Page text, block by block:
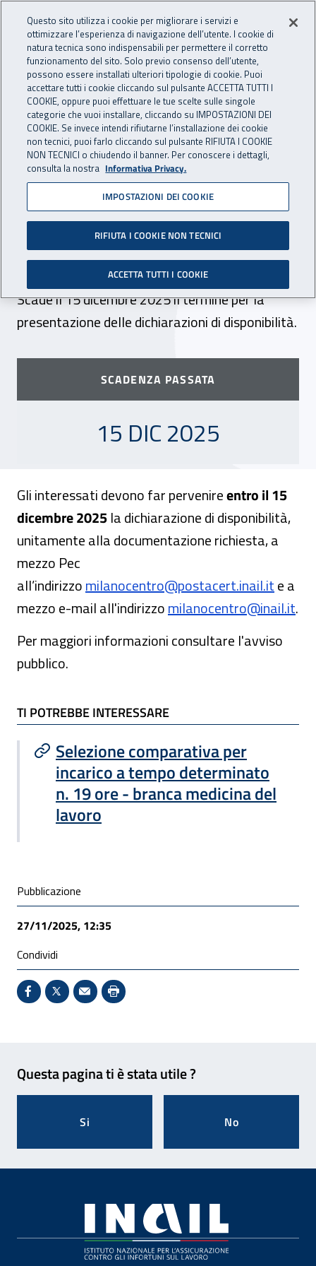
INAIL - Istituto Nazionale
Apri cerca
Navigazione principale
Navigazione - Ti trovi in:
Home Inail comunica Scadenze Scadenza
Dr Lombardia: selezione
comparativa per incarico a
tempo determinato n. 19
ore - branca medicina del
lavoro - sede Milano centro
Scade il 15 dicembre 2025 il termine per la
presentazione delle dichiarazioni di disponibilità.
SCADENZA PASSATA
15 DICEMBRE 2025
15 DIC 2025
Gli interessati devono far pervenireentro il 15
dicembre 2025la dichiarazione di disponibilità,
unitamente alla documentazione richiesta, a
mezzo Pec
all’indirizzomilanocentro@postacert.inail.ite a
mezzo e-mail all'indirizzomilanocentro@inail.it.
Per maggiori informazioni consultare l'avviso
pubblico.
TI POTREBBE INTERESSARE
TI POTREBBE INTERESSARE
Selezione comparativa per
incarico a tempo determinato
n. 19 ore - branca medicina del
lavoro
Condivisione social
Pubblicazione
27/11/2025, 12:35
Condividi
Condividi su Facebook - Sito esterno - Apertura in
X - Sito esterno - Apertura in nuova finestra
Invio Mail: apre il programma di posta
Stampa pagina: scelta meno
Questa pagina ti è stata utile ?
Si No
Questo sito utilizza i cookie per migliorare i servizi e
ottimizzare l’esperienza di navigazione dell’utente. I cookie di
natura tecnica sono indispensabili per permettere il corretto
funzionamento del sito. Solo previo consenso dell’utente,
possono essere installati ulteriori tipologie di cookie. Puoi
accettare tutti i cookie cliccando sul pulsante ACCETTA TUTTI I
COOKIE, oppure puoi effettuare le tue scelte sulle singole
categorie che vuoi installare, cliccando su IMPOSTAZIONI DEI
COOKIE. Se invece intendi rifiutarne l’installazione dei cookie
non tecnici, puoi farlo cliccando sul pulsante RIFIUTA I COOKIE
NON TECNICI o chiudendo il banner. Per conoscere i dettagli,
consulta la nostra Informativa Privacy.
IMPOSTAZIONI DEI COOKIE
RIFIUTA I COOKIE NON TECNICI
ACCETTA TUTTI I COOKIE